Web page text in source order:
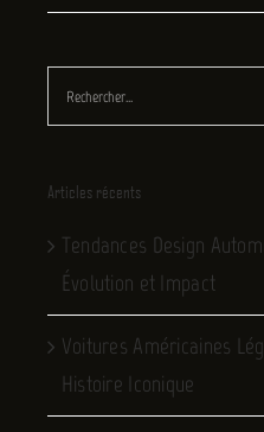
Rechercher:
Articles récents
Tendances Design
Évolution et Impact
Voitures Américaines
Histoire Iconique